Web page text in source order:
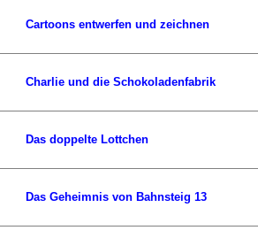
Cartoons entwerfen und zeichnen
Charlie und die Schokoladenfabrik
Das doppelte Lottchen
Das Geheimnis von Bahnsteig 13